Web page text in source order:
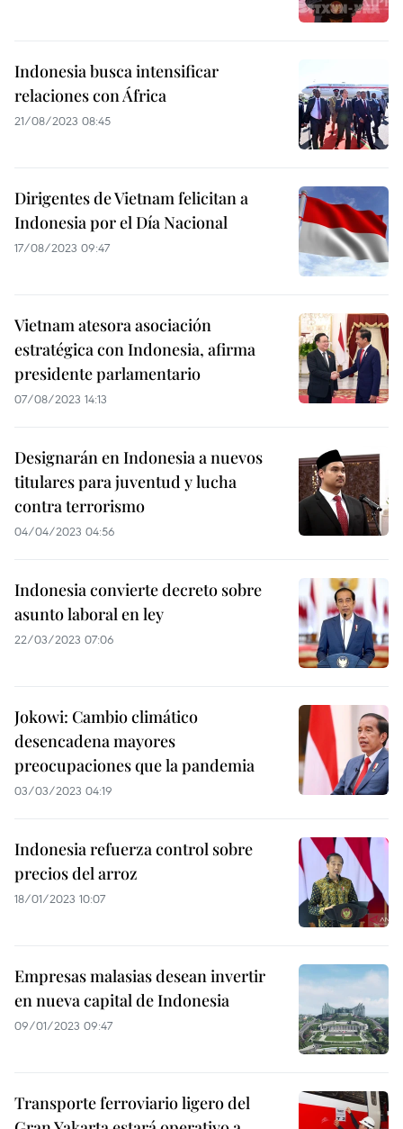
Indonesia busca intensificar
relaciones con África
21/08/2023 08:45
Dirigentes de Vietnam felicitan a
Indonesia por el Día Nacional
17/08/2023 09:47
Vietnam atesora asociación
estratégica con Indonesia, afirma
presidente parlamentario
07/08/2023 14:13
Designarán en Indonesia a nuevos
titulares para juventud y lucha
contra terrorismo
04/04/2023 04:56
Indonesia convierte decreto sobre
asunto laboral en ley
22/03/2023 07:06
Jokowi: Cambio climático
desencadena mayores
preocupaciones que la pandemia
03/03/2023 04:19
Indonesia refuerza control sobre
precios del arroz
18/01/2023 10:07
Empresas malasias desean invertir
en nueva capital de Indonesia
09/01/2023 09:47
Transporte ferroviario ligero del